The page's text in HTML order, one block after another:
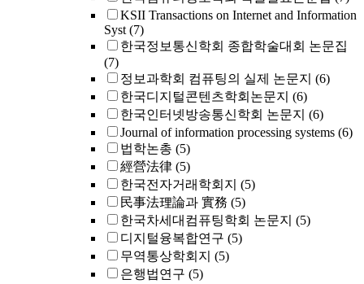
KSII Transactions on Internet and Information
Syst (7)
한국정보통신학회 종합학술대회 논문집
(7)
정보과학회 컴퓨팅의 실제 논문지 (6)
한국디지털콘텐츠학회논문지 (6)
한국인터넷방송통신학회 논문지 (6)
Journal of information processing systems (6)
법학논총 (5)
經營法律 (5)
한국전자거래학회지 (5)
民事法理論과 實務 (5)
한국차세대컴퓨팅학회 논문지 (5)
디지털융복합연구 (5)
무역통상학회지 (5)
은행법연구 (5)